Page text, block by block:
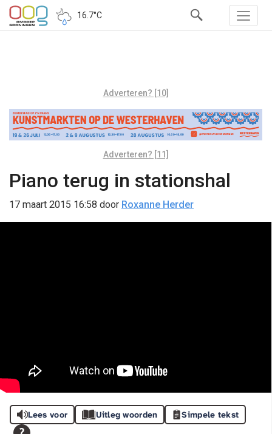
16.7°C
Adverteren? [10]
Adverteren? [11]
Piano terug in stationshal
17 maart 2015 16:58 door Roxanne Herder
Lees voor Uitleg woorden Simpele tekst